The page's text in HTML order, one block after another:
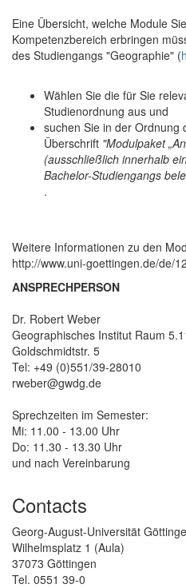
Eine Übersicht, welche Module
Kompetenzbereich erbringen
des Studiengangs "Geographie" (
Wählen Sie die für Sie
Studienordnung aus und
suchen Sie in der Ordnung
Überschrift "Modulpaket
(ausschließlich innerhalb
Bachelor-Studiengangs
.
Weitere Informationen zu den
http://www.uni-goettingen.de/de/
ANSPRECHPERSON
Dr. Robert Weber
Geographisches Institut Raum
Goldschmidtstr. 5
Tel: +49 (0)551/39-28010
rweber@gwdg.de
Sprechzeiten im Semester:
Mi: 11.00 - 13.00 Uhr
Do: 11.30 - 13.30 Uhr
und nach Vereinbarung
Contacts
Georg-August-Universität
Wilhelmsplatz 1 (Aula)
37073 Göttingen
Tel. 0551 39-0